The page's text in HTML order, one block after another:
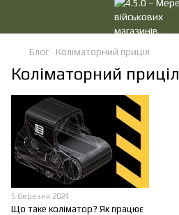
Блог Коліматорний приціл
Коліматорний приціл
5 березня 2024
Що таке коліматор? Як працює